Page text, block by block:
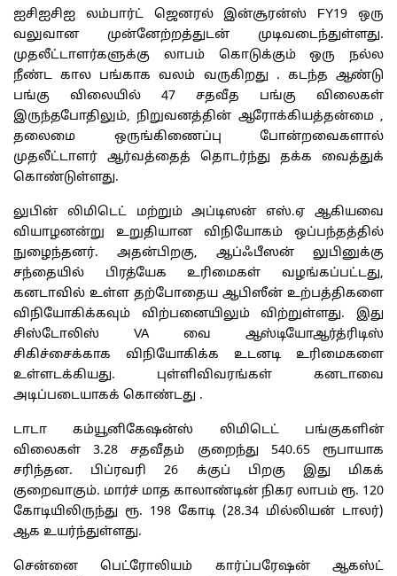
ஐசிஐசிஐ லம்பார்ட் ஜெனரல் இன்சூரன்ஸ் FY19 ஒரு
வலுவான முன்னேற்றத்துடன் முடிவடைந்துள்ளது.
முதலீட்டாளர்களுக்கு லாபம் கொடுக்கும் ஒரு நல்ல
நீண்ட கால பங்காக வலம் வருகிறது . கடந்த ஆண்டு
பங்கு விலையில் 47 சதவீத பங்கு விலைகள்
இருந்தபோதிலும், நிறுவனத்தின் ஆரோக்கியத்தன்மை ,
தலைமை ஒருங்கிணைப்பு போன்றவைகளால்
முதலீட்டாளர் ஆர்வத்தைத் தொடர்ந்து தக்க வைத்துக்
கொண்டுள்ளது.
லுபின் லிமிடெட் மற்றும் அப்டிஸன் எஸ்.ஏ ஆகியவை
வியாழனன்று உறுதியான விநியோகம் ஒப்பந்தத்தில்
நுழைந்தனர். அதன்பிறகு, ஆப்ஃபீஸன் லுபினுக்கு
சந்தையில் பிரத்யேக உரிமைகள் வழங்கப்பட்டது,
கனடாவில் உள்ள தற்போதைய ஆபிஸீன் உற்பத்திகளை
விநியோகிக்கவும் விற்பனையிலும் விற்றுள்ளது. இது
சிஸ்டோலிஸ் VA வை ஆஸ்டியோஆர்த்ரிடிஸ்
சிகிச்சைக்காக விநியோகிக்க உடனடி உரிமைகளை
உள்ளடக்கியது. புள்ளிவிவரங்கள் கனடாவை
அடிப்படையாகக் கொண்டது .
டாடா கம்யூனிகேஷன்ஸ் லிமிடெட் பங்குகளின்
விலைகள் 3.28 சதவீதம் குறைந்து 540.65 ரூபாயாக
சரிந்தன. பிப்ரவரி 26 க்குப் பிறகு இது மிகக்
குறைவாகும். மார்ச் மாத காலாண்டின் நிகர லாபம் ரூ. 120
கோடியிலிருந்து ரூ. 198 கோடி (28.34 மில்லியன் டாலர்)
ஆக உயர்ந்துள்ளது.
சென்னை பெட்ரோலியம் கார்ப்பரேஷன் ஆகஸ்ட்